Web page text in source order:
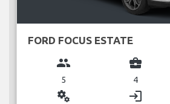
FORD FOCUS ESTATE
group
5
business_center
4
miscellaneous_services login